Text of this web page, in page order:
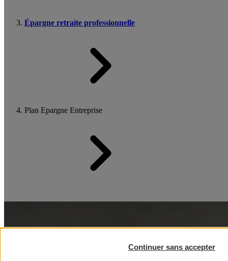
Épargne retraite professionnelle
Plan Epargne Entreprise
Continuer sans accepter